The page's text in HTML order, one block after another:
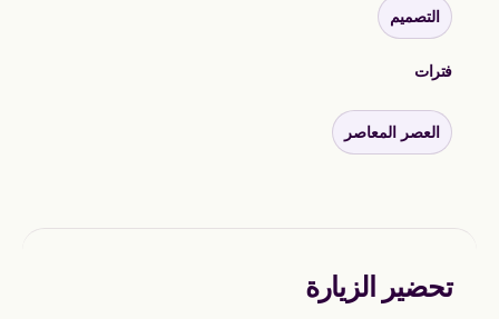
التصميم
فترات
العصر المعاصر
تحضير الزيارة